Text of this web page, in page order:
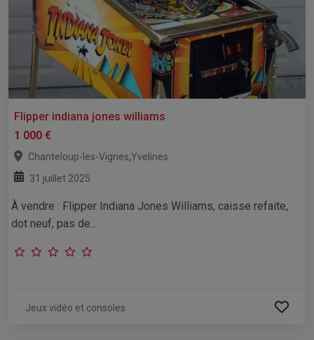
Flipper indiana jones williams
1 000 €
Chanteloup-les-Vignes,Yvelines
31 juillet 2025
À vendre : Flipper Indiana Jones Williams, caisse refaite,
dot neuf, pas de...
Jeux vidéo et consoles